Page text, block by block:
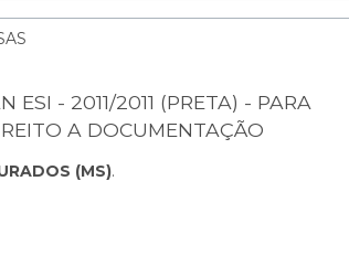
ESI - 2011/2011 (PRETA) - PARA
A DOCUMENTAÇÃO
(MS).